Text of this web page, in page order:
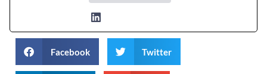
Facebook Twitter